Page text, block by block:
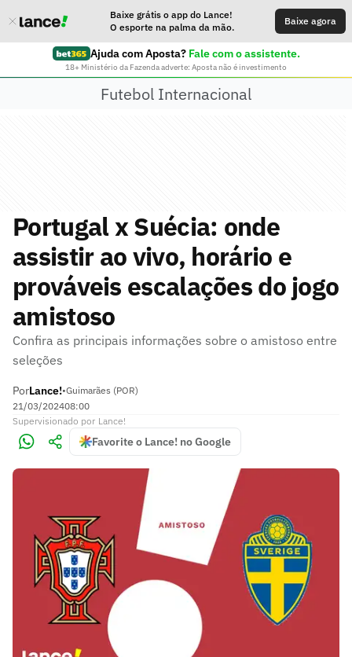
Baixe grátis o app do Lance!
O esporte na palma da mão.
Baixe agora
Ajuda com Aposta? Fale com o assistente.
18+ Ministério da Fazenda adverte: Aposta não é investimento
Futebol Internacional
Portugal x Suécia: onde
assistir ao vivo, horário e
prováveis escalações do jogo
amistoso
Confira as principais informações sobre o amistoso entre
seleções
PorLance!•Guimarães (POR)
21/03/202408:00
Supervisionado por Lance!
Favorite o Lance! no Google